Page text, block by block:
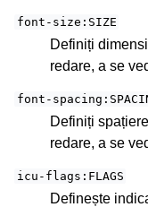
font-size:SIZE
Definiți
redare, a se
font-
Definiți
redare, a se
icu-flags:FLAGS
Definește